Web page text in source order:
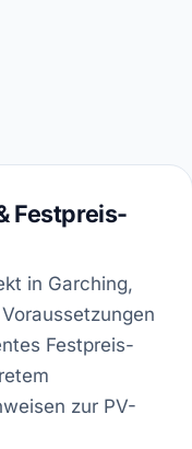
Festpreis-
in Garching,
Festpreis-
zur PV-